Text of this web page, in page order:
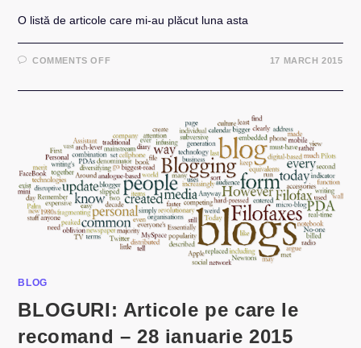
O listă de articole care mi-au plăcut luna asta
COMMENTS OFFON
PE
–
17
MARTIE
2015
17 MARCH 2015
BLOG
BLOGURI: Articole pe care le
recomand – 28 ianuarie 2015